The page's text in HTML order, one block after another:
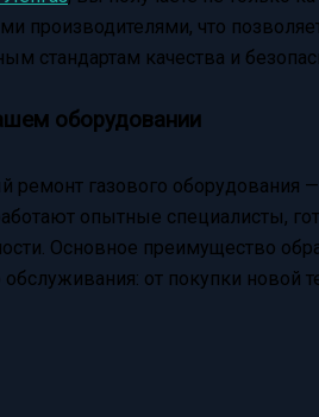
производителями, что
стандартам качества и
оборудовании
газового оборудования
опытные специалисты,
Основное преимущество
от покупки новой